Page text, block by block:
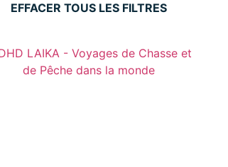
EFFACER TOUS LES FILTRES